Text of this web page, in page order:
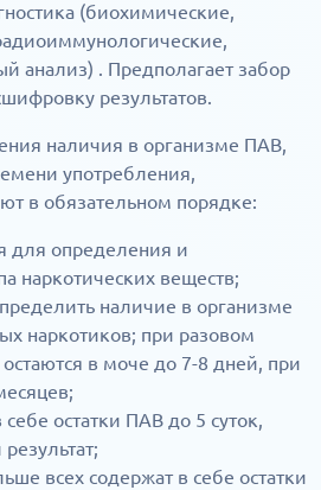
(биохимические,
анализ) . Предполагает забор
результатов.
наличия в организме ПАВ,
употребления,
в обязательном порядке:
для определения и
наркотических веществ;
наличие в организме
наркотиков; при разовом
в моче до 7-8 дней, при
остатки ПАВ до 5 суток,
всех содержат в себе остатки